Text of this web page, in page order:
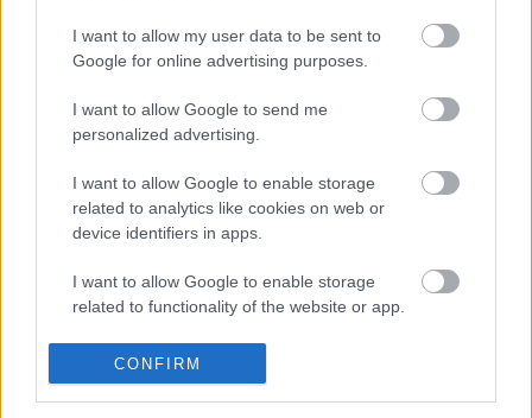
I want to allow my user data to be sent to
Google for online advertising purposes.
I want to allow Google to send me
personalized advertising.
I want to allow Google to enable storage
related to analytics like cookies on web or
device identifiers in apps.
I want to allow Google to enable storage
related to functionality of the website or app.
I want to allow Google to enable storage
related to personalization.
CONFIRM
Akadémiát, ami nagyon sokak szemében - a másik
oldalon - nem elfogadott dolog" - mondta